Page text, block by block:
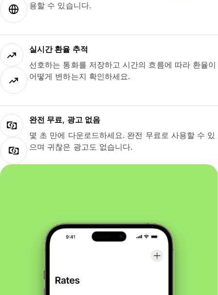
용할 수 있습니다.
실시간 환율 추적
선호하는 통화를 저장하고 시간의 흐름에 따라 환율이
어떻게 변하는지 확인하세요.
완전 무료, 광고 없음
몇 초 만에 다운로드하세요. 완전 무료로 사용할 수 있
으며 귀찮은 광고도 없습니다.